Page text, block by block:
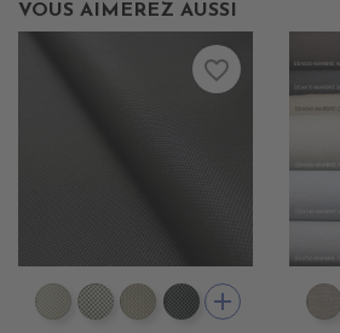
VOUS AIMEREZ AUSSI
DD5500 BLANC INFINI
DD5501 BLANC D'ARGENT
DD5502 ZEPHIR
DD5503 SMOKY
add
favorite_border